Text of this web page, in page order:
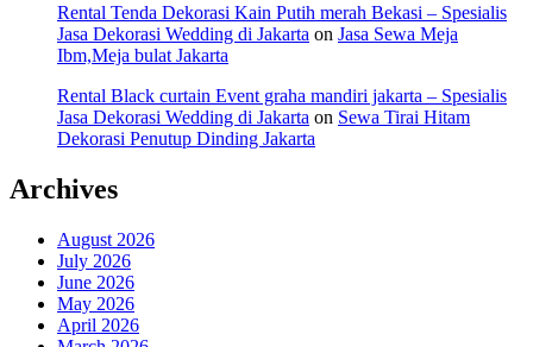
Rental Tenda Dekorasi Kain Putih merah Bekasi – Spesialis
Jasa Dekorasi Wedding di Jakarta on Jasa Sewa Meja
Ibm,Meja bulat Jakarta
Rental Black curtain Event graha mandiri jakarta – Spesialis
Jasa Dekorasi Wedding di Jakarta on Sewa Tirai Hitam
Dekorasi Penutup Dinding Jakarta
Archives
August 2026
July 2026
June 2026
May 2026
April 2026